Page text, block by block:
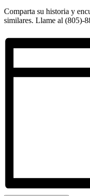
Comparta su historia y
similares. Llame al (805)-